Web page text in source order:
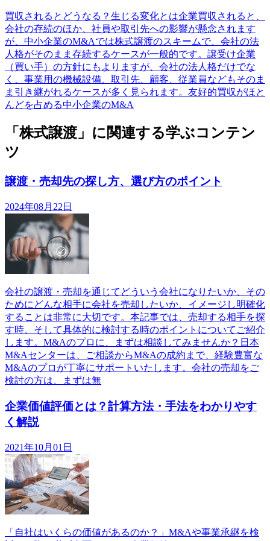
買収されるとどうなる？生じる変化とは企業買収されると、
会社の存続のほか、社員や取引先への影響が懸念されます
が、中小企業のM&Aでは株式譲渡のスキームで、会社の法
人格がそのまま存続するケースが一般的です。譲受け企業
（買い手）の方針にもよりますが、会社の法人格だけでな
く、事業用の機械設備、取引先、顧客、従業員などもそのま
ま引き継がれるケースが多く見られます。友好的買収がほと
んどを占める中小企業のM&A
「株式譲渡」に関連する学ぶコンテン
ツ
譲渡・売却先の探し方、選び方のポイント
2024年08月22日
会社の譲渡・売却を通じてどういう会社になりたいか、その
ためにどんな相手に会社を売却したいか、イメージし明確化
することは非常に大切です。本記事では、売却する相手を探
す時、そして具体的に検討する時のポイントについてご紹介
します。M&Aのプロに、まずは相談してみませんか？日本
M&Aセンターは、ご相談からM&Aの成約まで、経験豊富な
M&Aのプロが丁寧にサポートいたします。会社の売却をご
検討の方は、まずは無
企業価値評価とは？計算方法・手法をわかりやす
く解説
2021年10月01日
「自社はいくらの価値があるのか？」M&Aや事業承継を検